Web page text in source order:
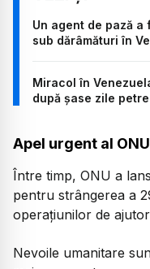
Un agent de pază
sub dărâmături în
Miracol în
după șase zile
Apel urgent al ONU
Între timp, ONU a
pentru strângerea a
operațiunilor de
Nevoile umanitare